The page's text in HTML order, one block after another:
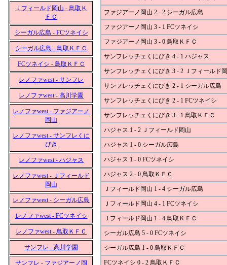
Ｊフィールド岡山 - 鳥取Ｋ
ＦＣ
シーガル広島 - FCツネイシ
シーガル広島 - 鳥取ＫＦＣ
FCツネイシ - 鳥取ＫＦＣ
レノファwest - サンフレ
レノファwest - 高川学園
レノファwest - ファジアーノ
岡山
レノファwest - サンフレくに
びき
レノファwest - ハジャス
レノファwest - Ｊフィールド
岡山
レノファwest - シーガル広島
レノファwest - FCツネイシ
レノファwest - 鳥取ＫＦＣ
サンフレ - 高川学園
サンフレ - ファジアーノ岡
ファジアーノ岡山 2 - 2 シーガル広島
ファジアーノ岡山 3 - 1 FCツネイシ
ファジアーノ岡山 3 - 0 鳥取ＫＦＣ
サンフレッチェくにびき 4 - 1 ハジャス
サンフレッチェくにびき 3 - 2 Ｊフィールド
サンフレッチェくにびき 2 - 1 シーガル広島
サンフレッチェくにびき 2 - 1 FCツネイシ
サンフレッチェくにびき 3 - 1 鳥取ＫＦＣ
ハジャス 1 - 2 Ｊフィールド岡山
ハジャス 1 - 0 シーガル広島
ハジャス 1 - 0 FCツネイシ
ハジャス 2 - 0 鳥取ＫＦＣ
Ｊフィールド岡山 1 - 4 シーガル広島
Ｊフィールド岡山 4 - 1 FCツネイシ
Ｊフィールド岡山 1 - 4 鳥取ＫＦＣ
シーガル広島 5 - 0 FCツネイシ
シーガル広島 1 - 0 鳥取ＫＦＣ
FCツネイシ 0 - 2 鳥取ＫＦＣ